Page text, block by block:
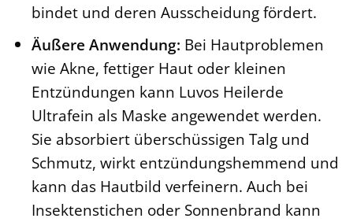
bindet und deren Ausscheidung fördert.
Äußere Anwendung: Bei Hautproblemen
wie Akne, fettiger Haut oder kleinen
Entzündungen kann Luvos Heilerde
Ultrafein als Maske angewendet werden.
Sie absorbiert überschüssigen Talg und
Schmutz, wirkt entzündungshemmend und
kann das Hautbild verfeinern. Auch bei
Insektenstichen oder Sonnenbrand kann